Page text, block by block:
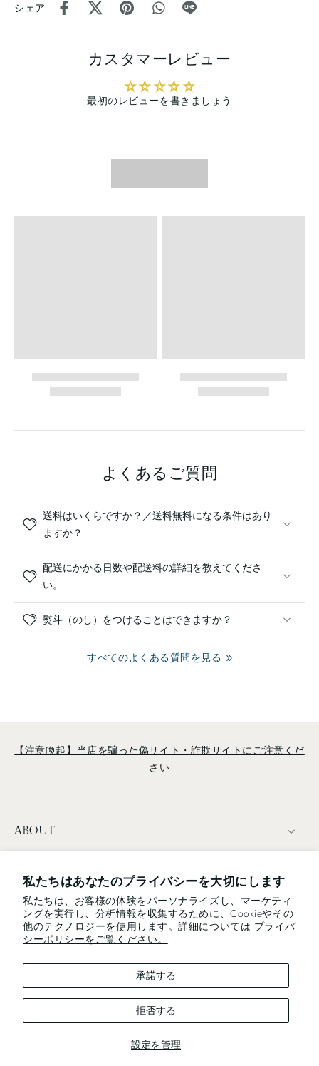
私たちはあなたのプライバシーを大切にします
私たちは、お客様の体験をパーソナライズし、マーケティ
ングを実行し、分析情報を収集するために、Cookieやその
他のテクノロジーを使用します。詳細については プライバ
シーポリシーをご覧ください。
設定を管理
承諾する
拒否する
シェア
カスタマーレビュー
最初のレビューを書きましょう
よくあるご質問
送料はいくらですか？／送料無料になる条件はあり
ますか？
配送にかかる日数や配送料の詳細を教えてくださ
い。
熨斗（のし）をつけることはできますか？
すべてのよくある質問を見る
【注意喚起】当店を騙った偽サイト・詐欺サイトにご注意くだ
さい
ABOUT
NEWSLETTER
電子メール